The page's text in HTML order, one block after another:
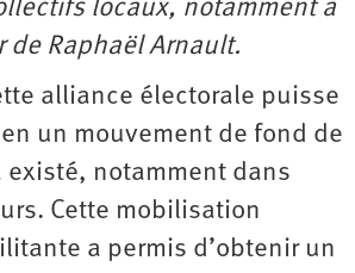
locaux, notamment à
de Raphaël Arnault.
alliance électorale puisse
un mouvement de fond de
existé, notamment dans
Cette mobilisation
a permis d’obtenir un